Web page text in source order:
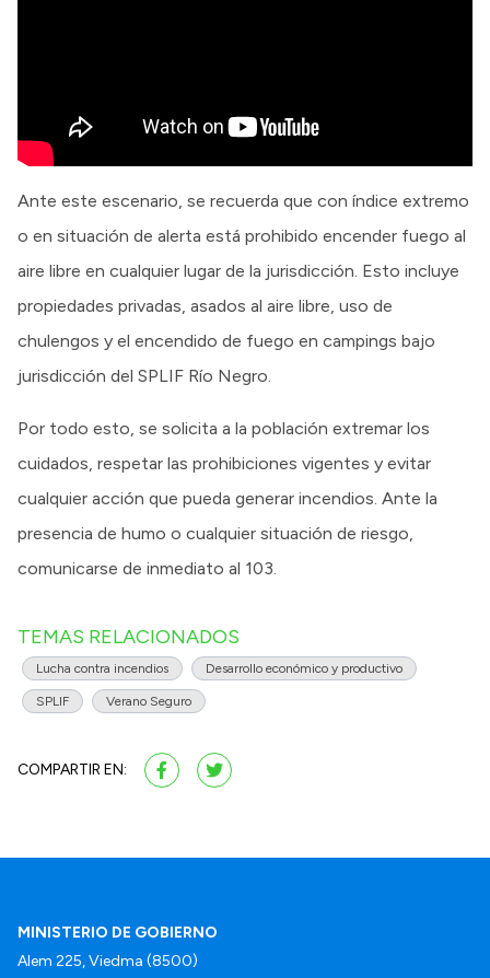
Ante este escenario, se recuerda que con índice extremo
o en situación de alerta está prohibido encender fuego al
aire libre en cualquier lugar de la jurisdicción. Esto incluye
propiedades privadas, asados al aire libre, uso de
chulengos y el encendido de fuego en campings bajo
jurisdicción del SPLIF Río Negro.
Por todo esto, se solicita a la población extremar los
cuidados, respetar las prohibiciones vigentes y evitar
cualquier acción que pueda generar incendios. Ante la
presencia de humo o cualquier situación de riesgo,
comunicarse de inmediato al 103.
TEMAS RELACIONADOS
Lucha contra incendios Desarrollo económico y productivo
SPLIF Verano Seguro
COMPARTIR EN:
MINISTERIO DE GOBIERNO
Alem 225, Viedma (8500)